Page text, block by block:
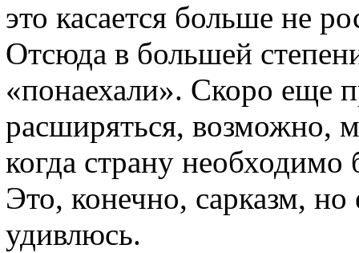
это касается больше не
Отсюда в большей
«понаехали». Скоро еще
расширяться, возможно,
когда страну необходимо
Это, конечно, сарказм, но
удивлюсь.